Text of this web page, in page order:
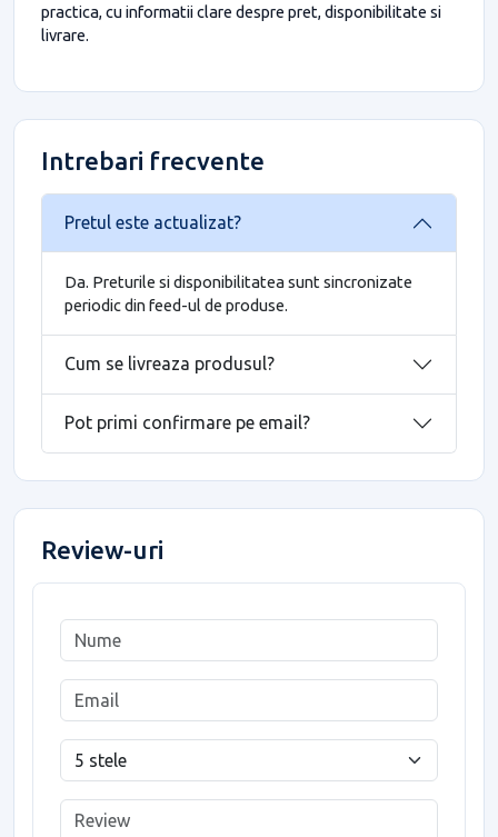
practica, cu informatii clare despre pret, disponibilitate si
livrare.
Intrebari frecvente
Pretul este actualizat?
Da. Preturile si disponibilitatea sunt sincronizate
periodic din feed-ul de produse.
Cum se livreaza produsul?
Pot primi confirmare pe email?
Review-uri